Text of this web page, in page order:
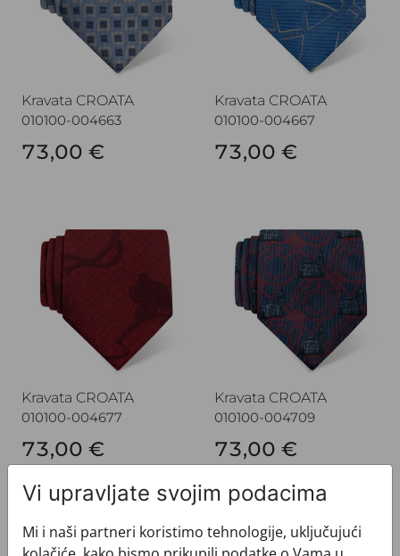
Kravata CROATA
010100-004663
73,00 €
Kravata CROATA
010100-004667
73,00 €
Kravata CROATA
010100-004677
73,00 €
Kravata CROATA
010100-004709
73,00 €
Vi upravljate svojim podacima
Mi i naši partneri koristimo tehnologije, uključujući